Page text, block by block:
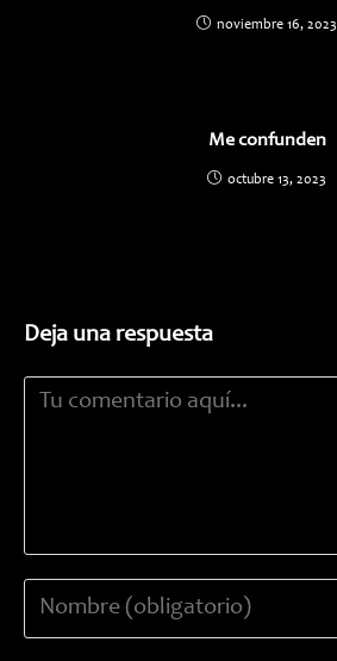
noviembre 16, 2023
Me confunden
octubre 13, 2023
Deja una respuesta
Comentario